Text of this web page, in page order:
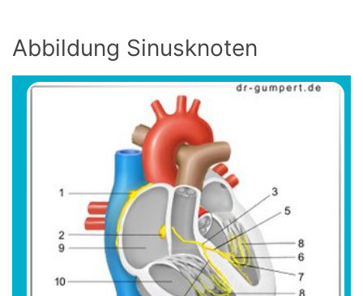
Abbildung Sinusknoten